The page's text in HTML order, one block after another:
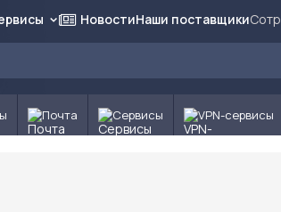
НовостиНаши поставщики
Почта Сервисы VPN-сервисы